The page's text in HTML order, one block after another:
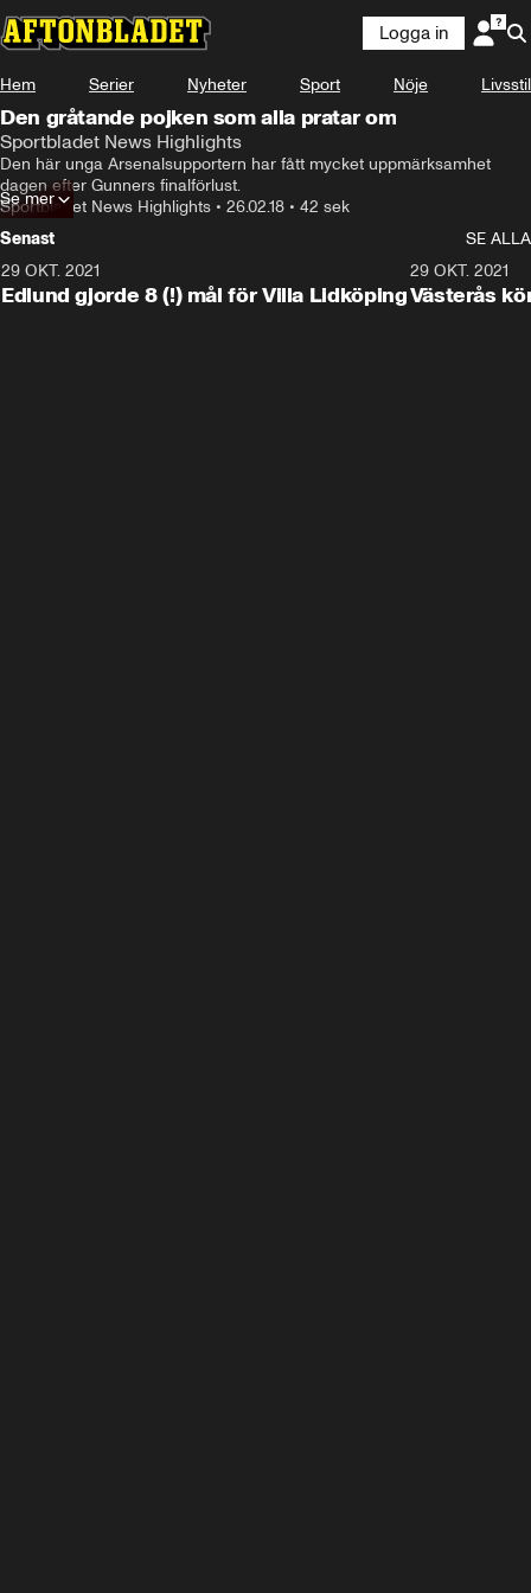
Logga in
Hem Serier Nyheter Sport Nöje Livsstil
Den gråtande pojken som alla pratar om
Sportbladet News Highlights
Den här unga Arsenalsupportern har fått mycket uppmärksamhet
dagen efter Gunners finalförlust.
Sportbladet News Highlights • 26.02.18 • 42 sek
Se mer
Senast
SE ALLA
29 OKT. 2021
Edlund gjorde 8 (!) mål för Villa Lidköping
29 OKT. 2021
Västerås